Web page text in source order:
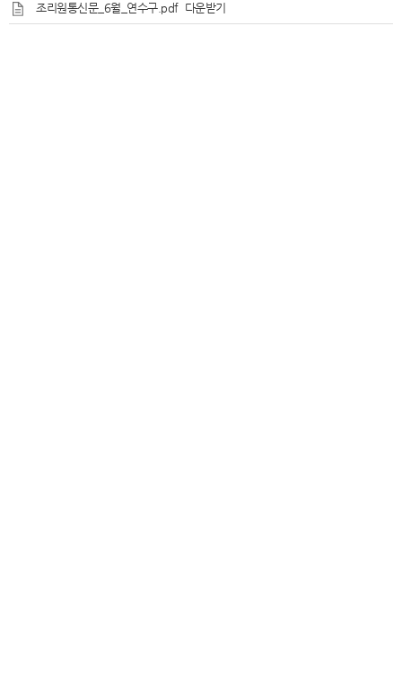
조리원통신문_6월_연수구.pdf 다운받기